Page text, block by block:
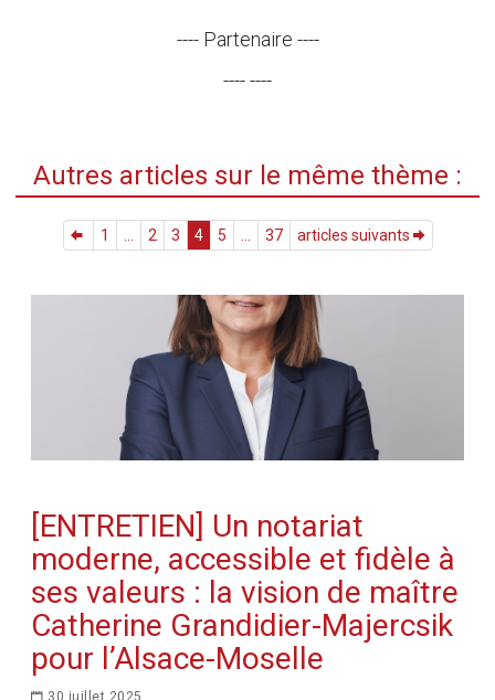
---- Partenaire ----
---- ----
Autres articles sur le même thème :
1 2 3 4 5 37 articles suivants
[ENTRETIEN] Un notariat
moderne, accessible et fidèle à
ses valeurs : la vision de maître
Catherine Grandidier-Majercsik
pour l’Alsace-Moselle
30 juillet 2025